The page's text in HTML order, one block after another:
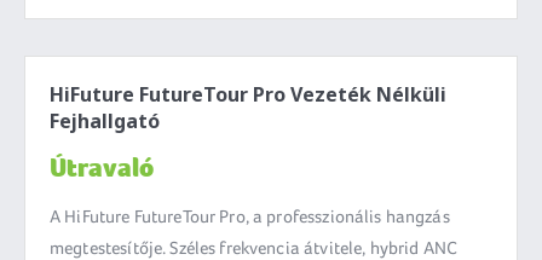
HiFuture FutureTour Pro Vezeték Nélküli
Fejhallgató
Útravaló
A HiFuture FutureTour Pro, a professzionális hangzás
megtestesítője. Széles frekvencia átvitele, hybrid ANC